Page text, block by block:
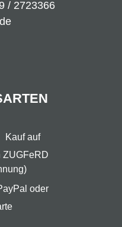
/ 2723366
Kauf auf
ZUGFeRD
oder